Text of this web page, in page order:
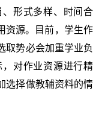
形式多样、时间合
资源。目前，学生作
取势必会加重学业负
对作业资源进行精
选择做教辅资料的情